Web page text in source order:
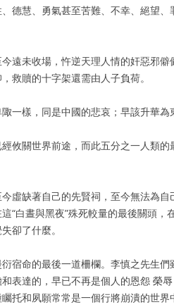
德慧、勇氣甚至苦難、不幸、絕望
遠未收場，忤逆天理人情的奸惡邪
救贖的十字架還需由人子負荷。
一樣，同是中國的悲哀；早該升華為
攸關世界前途，而此五分之一人類
虛缺著自己的先賢祠，至今無法為
“白晝與黑夜”殊死較量的最後關頭
卻了什麼。
宿命的最後一道柵欄。李慎之先生
表達的，早已不再是個人的恩怨 榮
托和夙願常常是一個行將崩潰的世